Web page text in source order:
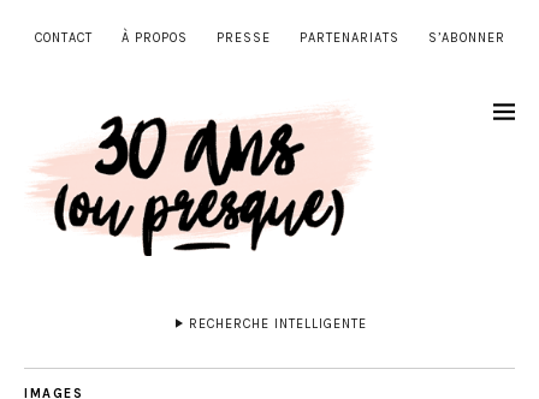
CONTACT À PROPOS PRESSE PARTENARIATS S’ABONNER
RECHERCHE INTELLIGENTE
IMAGES